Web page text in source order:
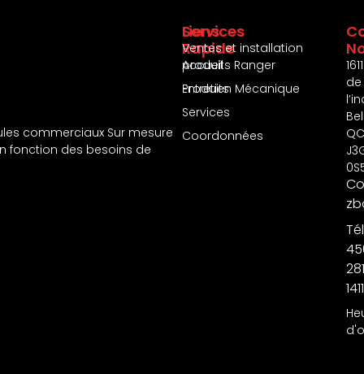
commerciaux Sur mesure
fonction des besoins de
Services
Ventes et installation
produits Ranger
Entretien Mécanique
Liens
Rapide
Accueil
Produits
Services
Coordonnées
1611
de
1411